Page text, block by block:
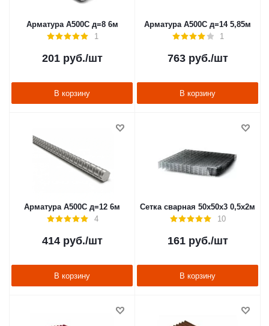
Арматура А500С д=8 6м
1
201руб./шт
В корзину
Арматура А500С д=14 5,85м
1
763руб./шт
В корзину
Арматура А500С д=12 6м
4
414руб./шт
В корзину
Сетка сварная 50х50х3 0,5х2м
10
161руб./шт
В корзину